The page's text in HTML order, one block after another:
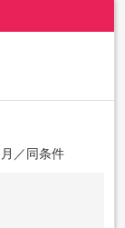
／同条件